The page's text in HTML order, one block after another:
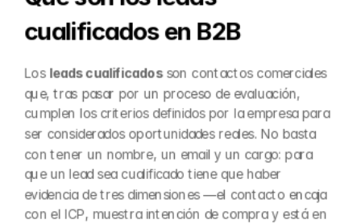
cualificados en B2B
Los leads cualificados son contactos comerciales
que, tras pasar por un proceso de evaluación,
cumplen los criterios definidos por la empresa para
ser considerados oportunidades reales. No basta
con tener un nombre, un email y un cargo: para
que un lead sea cualificado tiene que haber
evidencia de tres dimensiones —el contacto encaja
con el ICP, muestra intención de compra y está en